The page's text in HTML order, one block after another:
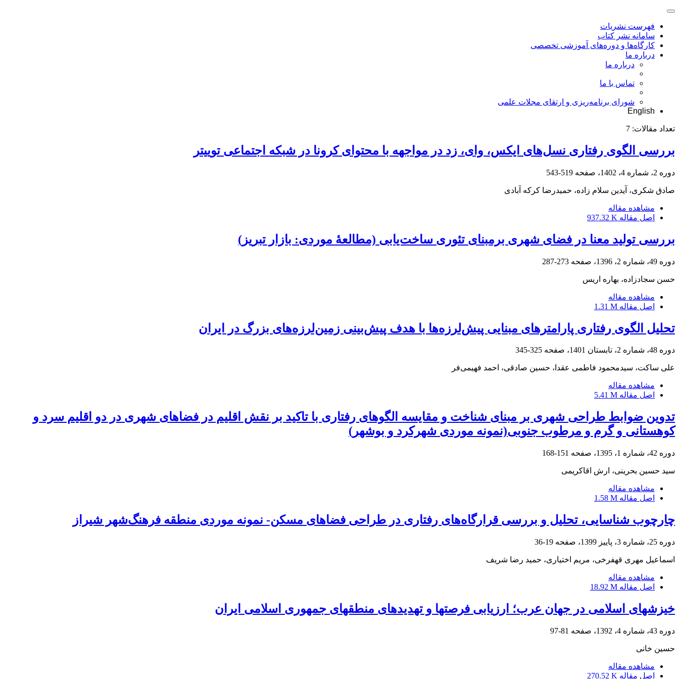
فهرست نشریات
سامانه نشر کتاب
کارگاه‌ها و دوره‌های آموزشی تخصصی
درباره ما
درباره ما
تماس با ما
شورای برنامه‌ریزی و ارتقای مجلات علمی
English
تعداد مقالات: 7
بررسی الگوی رفتاری نسل‌های ایکس، وای، زد در مواجهه با محتوای کرونا در شبکه اجتماعی توییتر
دوره 2، شماره 4، 1402، صفحه 519-543
صادق شکری، آیدین سلام زاده، حمیدرضا کرکه آبادی
مشاهده مقاله
اصل مقاله 937.32 K
بررسی تولید معنا در فضای شهری برمبنای تئوری ساخت‌یابی (مطالعۀ موردی: بازار تبریز)
دوره 49، شماره 2، 1396، صفحه 273-287
حسن سجادزاده، بهاره اریس
مشاهده مقاله
اصل مقاله 1.31 M
تحلیل الگوی رفتاری پارامترهای مبنایی پیش‌لرزه‌ها با هدف پیش‌بینی زمین‌لرزه‌های بزرگ در ایران
دوره 48، شماره 2، تابستان 1401، صفحه 325-345
علی ساکت، سیدمحمود فاطمی عقدا، حسین صادقی، احمد فهیمی‌فر
مشاهده مقاله
اصل مقاله 5.41 M
تدوین ضوابط طراحی شهری بر مبنای شناخت و مقایسه الگوهای رفتاری با تاکید بر نقش اقلیم در فضاهای شهری در دو اقلیم سرد و
کوهستانی و گرم و مرطوب جنوبی(نمونه موردی شهرکرد و بوشهر)
دوره 42، شماره 1، 1395، صفحه 151-168
سید حسین بحرینی، ارش اقاکریمی
مشاهده مقاله
اصل مقاله 1.58 M
چارچوب شناسایی، تحلیل و بررسی قرارگاه‌های رفتاری در طراحی فضاهای مسکن- نمونه موردی منطقه فرهنگ‌شهر شیراز
دوره 25، شماره 3، پاییز 1399، صفحه 19-36
اسماعیل مهری قهفرخی، مریم اختیاری، حمید رضا شریف
مشاهده مقاله
اصل مقاله 18.92 M
خیزش‏های اسلامی در جهان عرب؛ ارزیابی فرصت‏ها و تهدیدهای منطقه‏ای جمهوری اسلامی ایران
دوره 43، شماره 4، 1392، صفحه 81-97
حسین خانی
مشاهده مقاله
اصل مقاله 270.52 K